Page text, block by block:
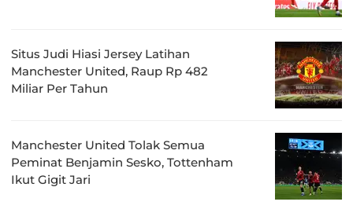
Situs Judi Hiasi Jersey Latihan
Manchester United, Raup Rp 482
Miliar Per Tahun
Manchester United Tolak Semua
Peminat Benjamin Sesko, Tottenham
Ikut Gigit Jari